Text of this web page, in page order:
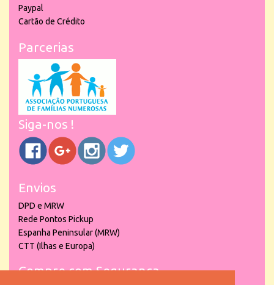
Paypal
Cartão de Crédito
Parcerias
Siga-nos !
Envios
DPD e MRW
Rede Pontos Pickup
Espanha Peninsular (MRW)
CTT (Ilhas e Europa)
Compre com Segurança